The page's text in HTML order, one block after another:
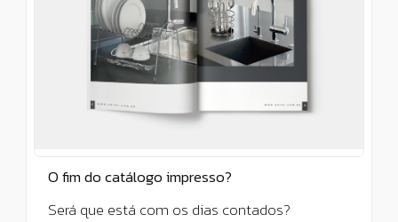
O fim do catálogo impresso?
Será que está com os dias contados?